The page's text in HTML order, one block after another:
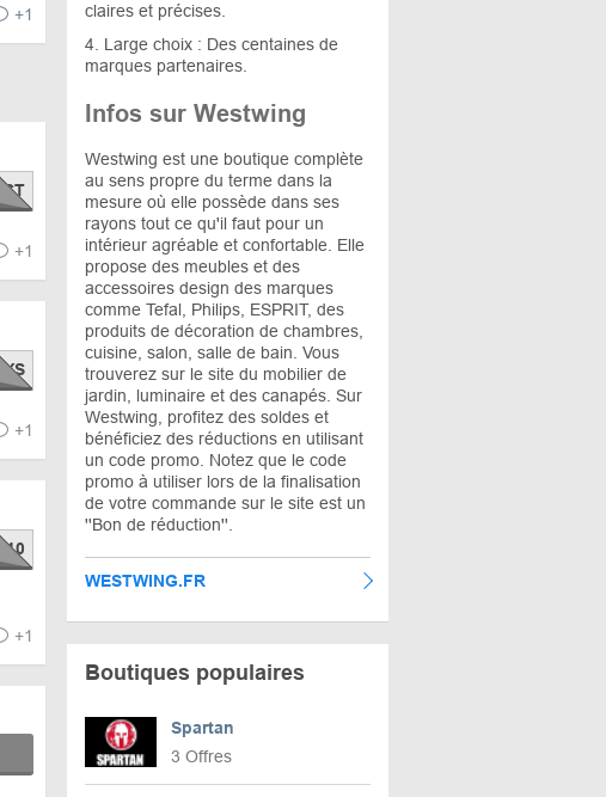
+1
+1
+1
+1
claires et précises.
4. Large choix : Des centaines de
marques partenaires.
Infos sur Westwing
Westwing est une boutique complète
au sens propre du terme dans la
mesure où elle possède dans ses
rayons tout ce qu'il faut pour un
intérieur agréable et confortable. Elle
propose des meubles et des
accessoires design des marques
comme Tefal, Philips, ESPRIT, des
produits de décoration de chambres,
cuisine, salon, salle de bain. Vous
trouverez sur le site du mobilier de
jardin, luminaire et des canapés. Sur
Westwing, profitez des soldes et
bénéficiez des réductions en utilisant
un code promo. Notez que le code
promo à utiliser lors de la finalisation
de votre commande sur le site est un
''Bon de réduction''.
WESTWING.FR
Boutiques populaires
Spartan
3 Offres